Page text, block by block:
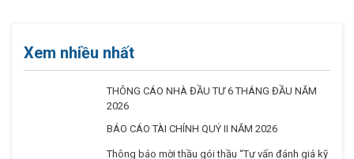
Xem nhiều nhất
THÔNG CÁO NHÀ ĐẦU TƯ 6 THÁNG ĐẦU NĂM
2026
BÁO CÁO TÀI CHÍNH QUÝ II NĂM 2026